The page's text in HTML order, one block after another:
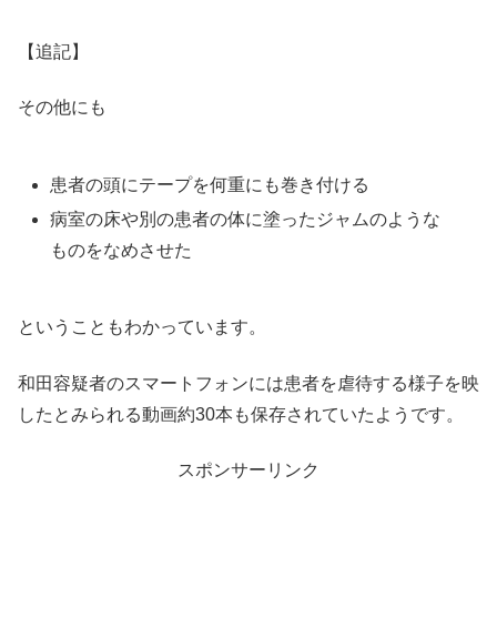
【追記】
その他にも
患者の頭にテープを何重にも巻き付ける
病室の床や別の患者の体に塗ったジャムのような
ものをなめさせた
ということもわかっています。
和田容疑者のスマートフォンには患者を虐待する様子を映
したとみられる動画約30本も保存されていたようです。
スポンサーリンク